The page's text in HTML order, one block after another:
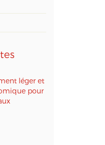
léger et
pour